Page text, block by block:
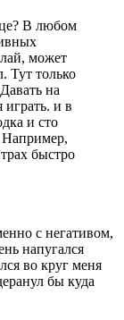
В любом
может
Тут только
на
и в
и сто
Например,
быстро
с негативом,
напугался
во круг меня
бы куда